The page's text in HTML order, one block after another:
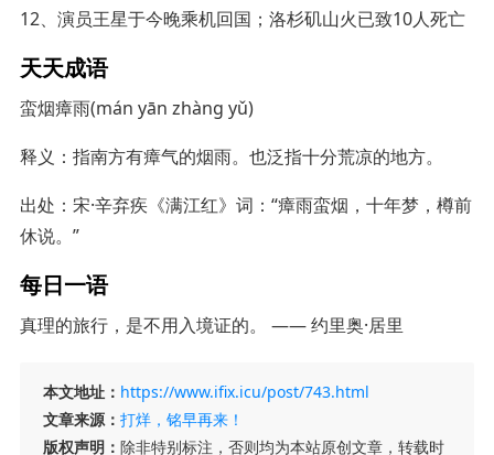
12、演员王星于今晚乘机回国；洛杉矶山火已致10人死亡
天天成语
蛮烟瘴雨(mán yān zhàng yǔ)
释义：指南方有瘴气的烟雨。也泛指十分荒凉的地方。
出处：宋·辛弃疾《满江红》词：“瘴雨蛮烟，十年梦，樽前
休说。”
每日一语
真理的旅行，是不用入境证的。 —— 约里奥·居里
本文地址： https://www.ifix.icu/post/743.html
文章来源： 打烊，铭早再来！
版权声明： 除非特别标注，否则均为本站原创文章，转载时